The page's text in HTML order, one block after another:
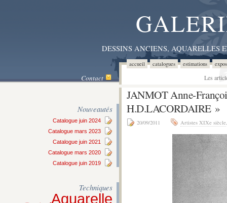
DESSINS ANCIENS,
accueil catalogues estimations
Contact Les
Nouveautés
Catalogue juin 2024
Catalogue mars 2023
Catalogue juin 2021
Catalogue mars 2020
Catalogue juin 2019
Techniques
Aquarelle
JANMOT Anne-
H.D.LACORDAIRE »
20/09/2011 Artistes XIXe siècle